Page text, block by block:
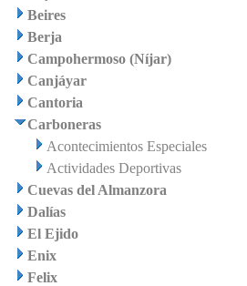
Beires
Berja
Campohermoso (Níjar)
Canjáyar
Cantoria
Carboneras
Acontecimientos Especiales
Actividades Deportivas
Cuevas del Almanzora
Dalías
El Ejido
Enix
Felix